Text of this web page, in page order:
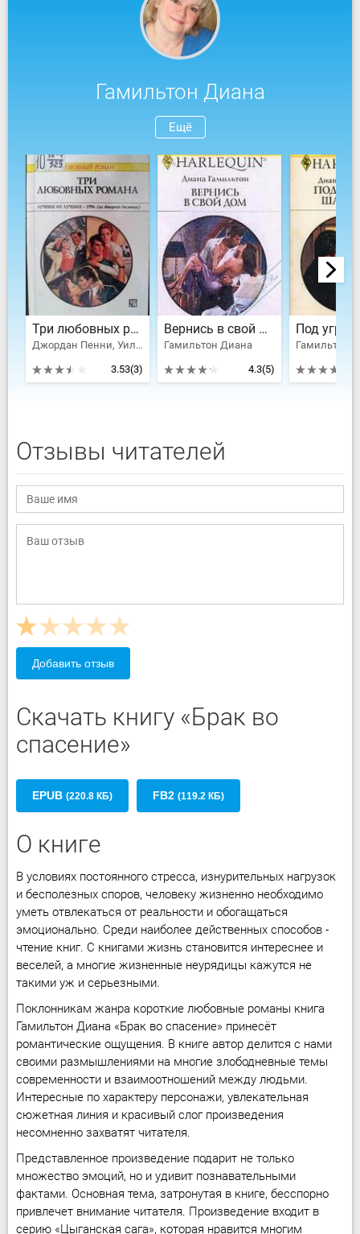
Гамильтон Диана
Ещё
Три любовных романа Лучшие из лучших — 1996 .
Джордан Пенни, Уилсон Патриция, Гамильтон Диана
3.53(3)
Вернись в свой дом
Гамильтон Диана
4.3(5)
Гамильтон
Отзывы читателей
Добавить отзыв
Скачать книгу «Брак во
спасение»
EPUB (220.8 КБ) FB2 (119.2 КБ)
О книге
В условиях постоянного стресса, изнурительных нагрузок
и бесполезных споров, человеку жизненно необходимо
уметь отвлекаться от реальности и обогащаться
эмоционально. Среди наиболее действенных способов -
чтение книг. С книгами жизнь становится интереснее и
веселей, а многие жизненные неурядицы кажутся не
такими уж и серьезными.
Поклонникам жанра короткие любовные романы книга
Гамильтон Диана «Брак во спасение» принесёт
романтические ощущения. В книге автор делится с нами
своими размышлениями на многие злободневные темы
современности и взаимоотношений между людьми.
Интересные по характеру персонажи, увлекательная
сюжетная линия и красивый слог произведения
несомненно захватят читателя.
Представленное произведение подарит не только
множество эмоций, но и удивит познавательными
фактами. Основная тема, затронутая в книге, бесспорно
привлечет внимание читателя. Произведение входит в
серию «Цыганская сага», которая нравится многим